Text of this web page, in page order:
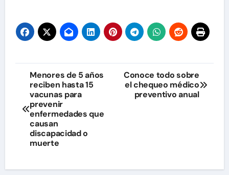
Navegación
de
entradas
Menores de 5 años
reciben hasta 15
vacunas para
prevenir
enfermedades que
causan
discapacidad o
muerte
Conoce todo sobre
el chequeo médico
preventivo anual